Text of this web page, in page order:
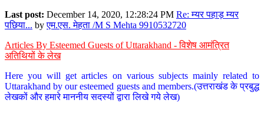
Last post: December 14, 2020, 12:28:24 PM Re: म्यर पहाड़ म्यर
पछिया... byएम.एस. मेहता /M S Mehta 9910532720
Articles By Esteemed Guests of Uttarakhand - विशेष आमंत्रित
अतिथियों के लेख
Here you will get articles on various subjects mainly related to
Uttarakhand by our esteemed guests and members.(उत्तराखंड के प्रबुद्ध
लेखकों और हमारे माननीय सदस्यों द्वारा लिखे गये लेख)